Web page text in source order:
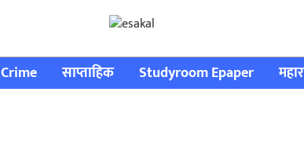
Crime साप्ताहिक Studyroom Epaper